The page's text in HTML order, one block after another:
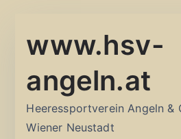
Inhalt
www.hsv-
angeln.at
Heeressportverein Angeln &
Wiener Neustadt